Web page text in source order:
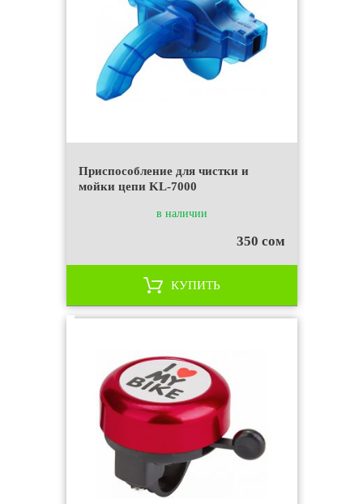
Приспособление для чистки и
мойки цепи KL-7000
в наличии
350 сом
КУПИТЬ